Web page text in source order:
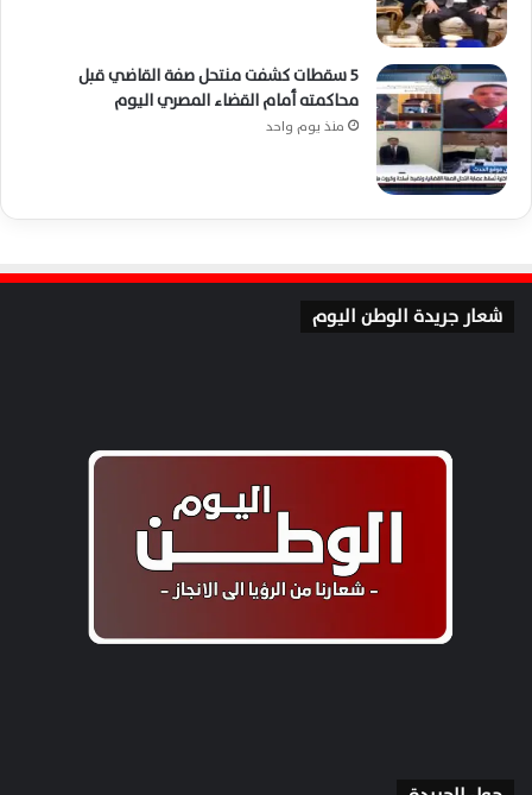
5 سقطات كشفت منتحل صفة القاضي قبل
محاكمته أمام القضاء المصري اليوم
منذ يوم واحد
شعار جريدة الوطن اليوم